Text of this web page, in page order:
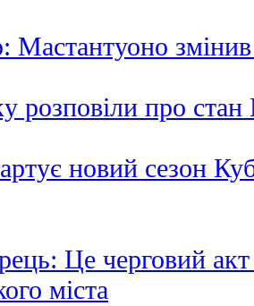
Мастантуоно
розповіли про стан
новий сезон
Це черговий
міста